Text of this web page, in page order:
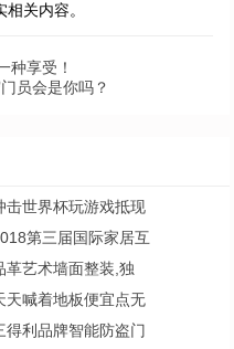
关内容。
种享受！
员会是你吗？
击世界杯玩游戏抵现
第三届国际家居互
革艺术墙面整装,独
天喊着地板便宜点无
得利品牌智能防盗门